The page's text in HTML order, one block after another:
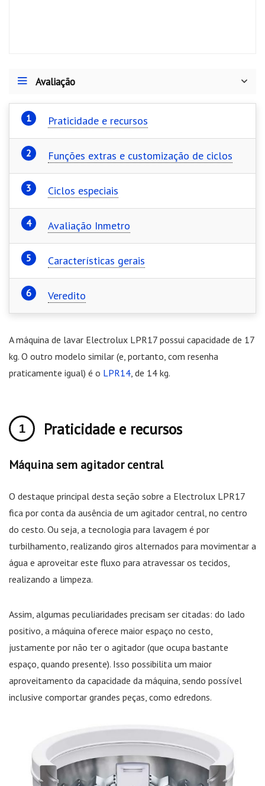
k er
Avaliação
Praticidade e recursos
Funções extras e customização de ciclos
Ciclos especiais
Avaliação Inmetro
Características gerais
Veredito
A máquina de lavar Electrolux LPR17 possui capacidade de 17
kg. O outro modelo similar (e, portanto, com resenha
praticamente igual) é o LPR14, de 14 kg.
Praticidade e recursos
Máquina sem agitador central
O destaque principal desta seção sobre a Electrolux LPR17
fica por conta da ausência de um agitador central, no centro
do cesto. Ou seja, a tecnologia para lavagem é por
turbilhamento, realizando giros alternados para movimentar a
água e aproveitar este fluxo para atravessar os tecidos,
realizando a limpeza.
Assim, algumas peculiaridades precisam ser citadas: do lado
positivo, a máquina oferece maior espaço no cesto,
justamente por não ter o agitador (que ocupa bastante
espaço, quando presente). Isso possibilita um maior
aproveitamento da capacidade da máquina, sendo possível
inclusive comportar grandes peças, como edredons.